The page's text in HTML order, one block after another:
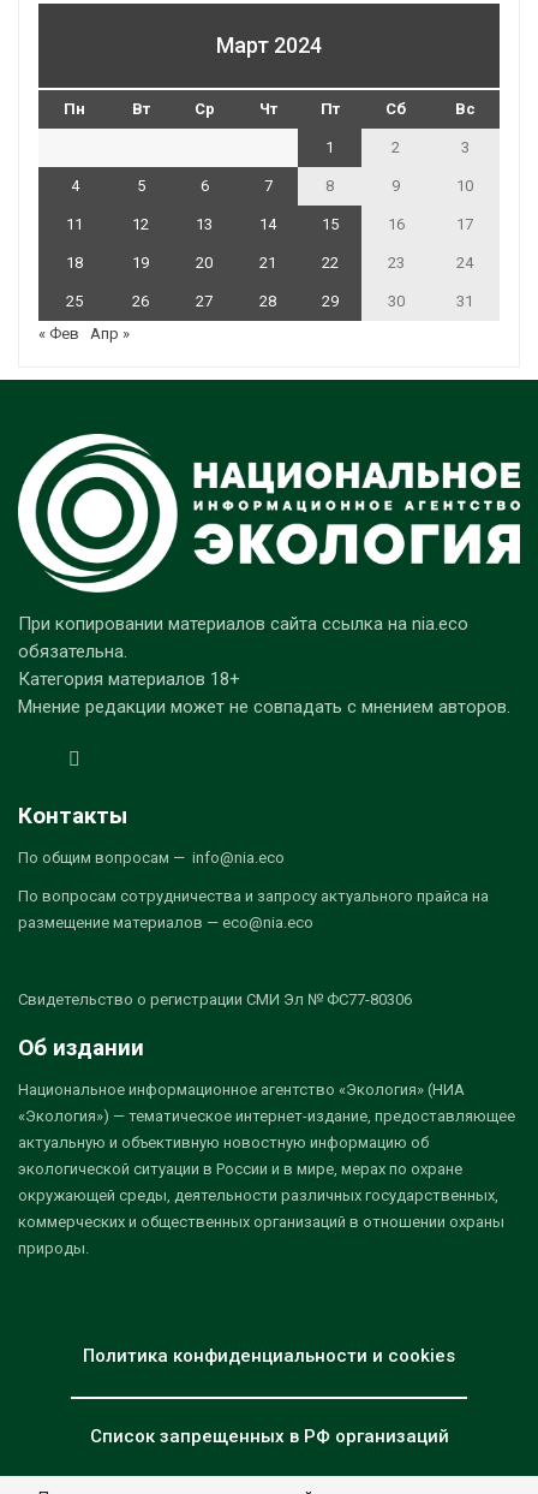
Март 2024
Пн Вт Ср Чт Пт Сб Вс
1 2 3
4 5 6 7 8 9 10
11 12 13 14 15 16 17
18 19 20 21 22 23 24
25 26 27 28 29 30
31
« Фев
Апр »
При копировании материалов сайта ссылка на nia.eco
обязательна.
Категория материалов 18+
Мнение редакции может не совпадать с мнением авторов.
Контакты
По общим вопросам — info@nia.eco
По вопросам сотрудничества и запросу актуального прайса на
размещение материалов — eco@nia.eco
Свидетельство о регистрации СМИ Эл № ФС77-80306
Об издании
Национальное информационное агентство «Экология» (НИА
«Экология») — тематическое интернет-издание, предоставляющее
актуальную и объективную новостную информацию об
экологической ситуации в России и в мире, мерах по охране
окружающей среды, деятельности различных государственных,
коммерческих и общественных организаций в отношении охраны
природы.
Политика конфиденциальности и cookies
Список запрещенных в РФ организаций